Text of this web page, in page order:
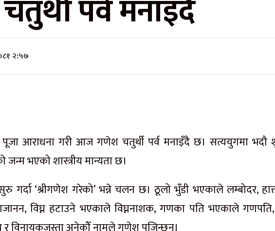
पर्व मनाइँदै
२:५७
आराधना गरी आज गणेश चतुर्थी पर्व मनाइँदै छ। सत्ययुगमा भदौ
भएको शास्त्रीय मान्यता छ।
‘श्रीगणेश गरेको’ भन्ने चलन छ। ठूलो भुँडी भएकाले लम्बोदर,
विघ्न हटाउने भएकाले विघ्ननाशक, गणका पति भएकाले